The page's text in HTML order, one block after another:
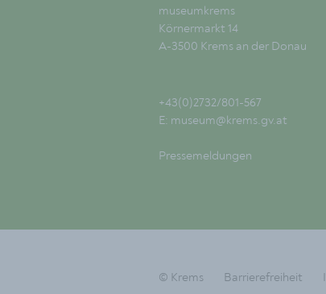
museumkrems
Körnermarkt 14
A-3500 Krems an der Donau
+43(0)2732/801-567
E: museum@krems.gv.at
Pressemeldungen
© Krems Barrierefreiheit